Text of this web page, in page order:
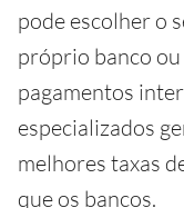
pode escolher o
próprio banco
pagamentos
especializados
melhores taxas
que os bancos.